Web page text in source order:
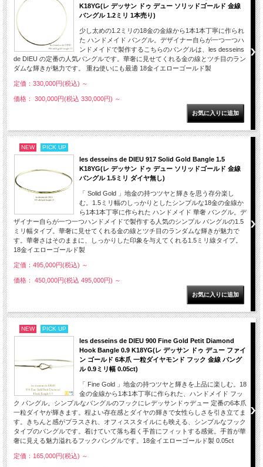
K18YG(レ デッサン ドゥ デュー ソリッドゴールド 金線
バングル 1.2ミリ 1本売り)
少し太めの1.2ミリの18金の金線から1本1本丁寧に作られ
た ハンドメイド バングル。デザイナー自らが一つ一つハ
ンドメイドで製作するこちらのバングルは、les desseins
de DIEU の定番の人気バングルです。華奢に見せてくれる金の線とツチ目のラン
ダムな輝きが魅力です。 重ね使いにも最適 18金イエローゴールド製
定価：330,000円(税込) ～
価格： 300,000円(税込 330,000円) ～
NEW PICK UP
les desseins de DIEU 917 Solid Gold Bangle 1.5
K18YG(レ デッサン ドゥ デュー ソリッドゴールド 金線
バングル 1.5ミリ ダイヤ無し)
「 Solid Gold 」地金の持つツヤと輝きを思う存分楽し
む。1.5ミリ幅のしっかりとしたシンプルな18金の金線か
ら1本1本丁寧に作られた ハンドメイド 華奢 バングル。デ
ザイナー自らが一つ一つハンドメイドで製作する人気のシンプル バングルの1.5
ミリ幅タイプ。華奢に見せてくれる金の線とツチ目のランダムな輝きが魅力で
す。華奢さはそのままに、しっかりした印象を与えてくれる1.5ミリ線タイプ。
18金イエローゴールド製
定価：495,000円(税込) ～
価格： 450,000円(税込 495,000円) ～
NEW PICK UP
les desseins de DIEU 900 Fine Gold Petit Diamond
Hook Bangle 0.9 K18YG(レ デッサン ドゥ デュー ファイ
ン ゴールド 6本爪 一粒ダイヤモンド フック 金線 バング
ル 0.9ミリ幅 0.05ct)
「 Fine Gold 」地金の持つツヤと輝きを上品に楽しむ。18
金の金線から1本1本丁寧に作られた、ハンドメイド フッ
ク バングル。シンプルなバングルのフックにレデッサンドゥデュー 定番の6本爪
一粒ダイヤが輝きます。程よい存在感とダイヤの輝きで女性らしさを引き立てま
す。きちんと感がプラスされ、オフィススタイルにも映える、シンプルなフック
タイプのバングルです。着けていて落ち着く手首にフィットする感覚。手首が華
奢に見える魅力溢れるフックバングルです。18金イエローゴールド製 0.05ct
定価：165,000円(税込) ～